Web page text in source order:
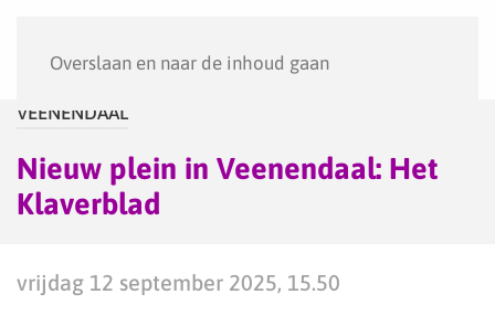
Overslaan en naar de inhoud gaan
VEENENDAAL
Nieuw plein in Veenendaal: Het
Klaverblad
vrijdag 12 september 2025, 15.50